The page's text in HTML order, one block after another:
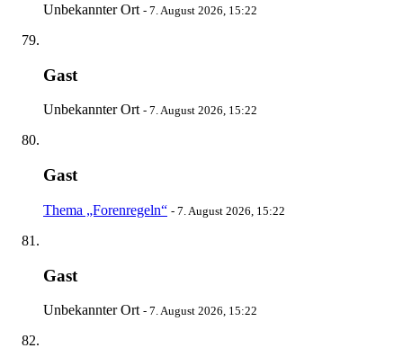
Unbekannter Ort - 7. August 2026, 15:22
Gast
Unbekannter Ort - 7. August 2026, 15:22
Gast
Thema „Forenregeln“ - 7. August 2026, 15:22
Gast
Unbekannter Ort - 7. August 2026, 15:22